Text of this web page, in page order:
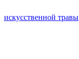
искусственной травы